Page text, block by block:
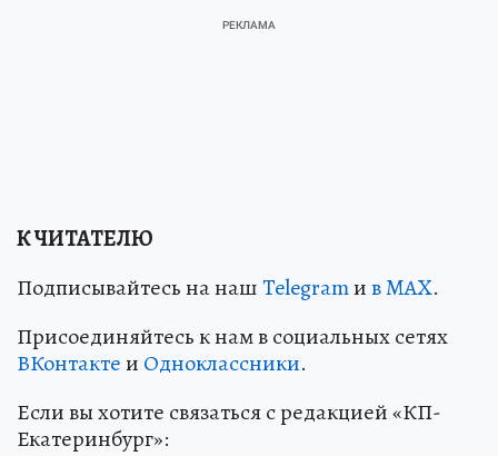
К ЧИТАТЕЛЮ
Подписывайтесь на нашTelegramив MAX.
Присоединяйтесь к нам в социальных сетях
ВКонтактеи Одноклассники.
Если вы хотите связаться с редакцией «КП-
Екатеринбург»: